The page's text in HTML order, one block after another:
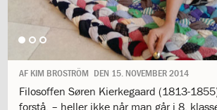
days
of
giving
1.12:
Let
it
Grow
AF KIM BROSTRÖM DEN 15. NOVEMBER 2014
Filosoffen Søren Kierkegaard (1813-
forstå, – heller ikke når man går i 8.